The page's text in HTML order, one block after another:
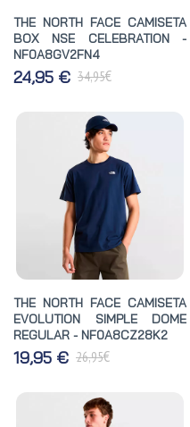
THE NORTH FACE CAMISETA
BOX NSE CELEBRATION -
NF0A8GV2FN4
24,95 € 34,95€
THE NORTH FACE CAMISETA
EVOLUTION SIMPLE DOME
REGULAR - NF0A8CZ28K2
19,95 € 26,95€